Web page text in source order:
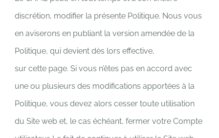
discrétion, modifier la présente Politique. Nous vous
en aviserons en publiant la version amendée de la
Politique, qui devient dès lors effective,
sur cette page. Si vous n’êtes pas en accord avec
une ou plusieurs des modifications apportées à la
Politique, vous devez alors cesser toute utilisation
du Site web et, le cas échéant, fermer votre Compte